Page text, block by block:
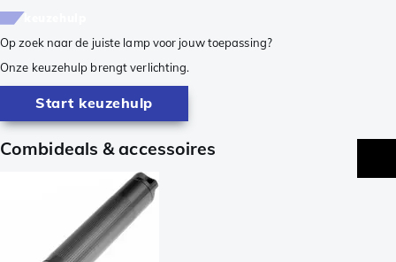
Op zoek naar de juiste lamp voor jouw toepassing?
Onze keuzehulp brengt verlichting.
Start keuzehulp
Combideals & accessoires